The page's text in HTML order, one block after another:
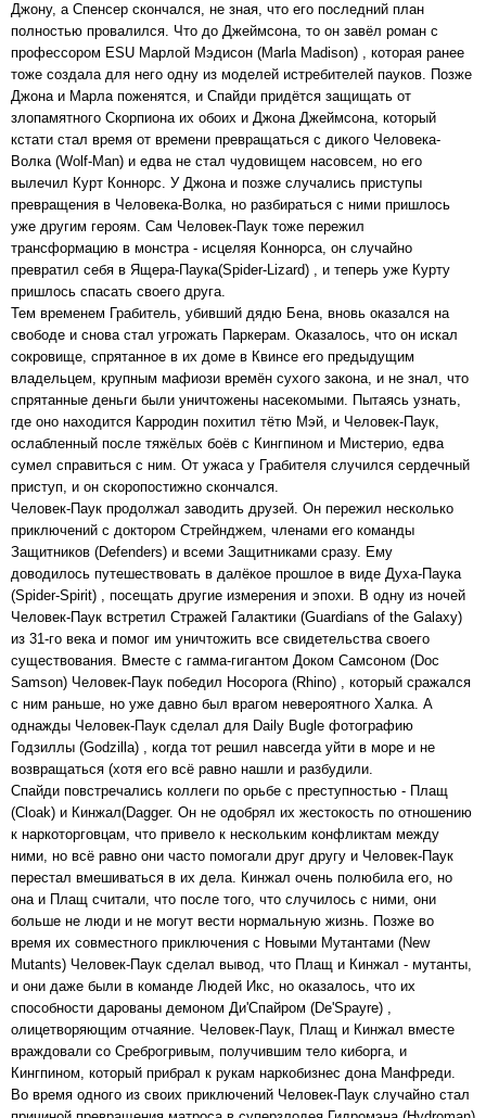
Джону, а Спенсер скончался, не зная, что его последний план
полностью провалился. Что до Джеймсона, то он завёл роман с
профессором ESU Марлой Мэдисон (Marla Madison) , которая ранее
тоже создала для него одну из моделей истребителей пауков. Позже
Джона и Марла поженятся, и Спайди придётся защищать от
злопамятного Скорпиона их обоих и Джона Джеймсона, который
кстати стал время от времени превращаться с дикого Человека-
Волка (Wolf-Man) и едва не стал чудовищем насовсем, но его
вылечил Курт Коннорс. У Джона и позже случались приступы
превращения в Человека-Волка, но разбираться с ними пришлось
уже другим героям. Сам Человек-Паук тоже пережил
трансформацию в монстра - исцеляя Коннорса, он случайно
превратил себя в Ящера-Паука(Spider-Lizard) , и теперь уже Курту
пришлось спасать своего друга.
Тем временем Грабитель, убивший дядю Бена, вновь оказался на
свободе и снова стал угрожать Паркерам. Оказалось, что он искал
сокровище, спрятанное в их доме в Квинсе его предыдущим
владельцем, крупным мафиози времён сухого закона, и не знал, что
спрятанные деньги были уничтожены насекомыми. Пытаясь узнать,
где оно находится Карродин похитил тётю Мэй, и Человек-Паук,
ослабленный после тяжёлых боёв с Кингпином и Мистерио, едва
сумел справиться с ним. От ужаса у Грабителя случился сердечный
приступ, и он скоропостижно скончался.
Человек-Паук продолжал заводить друзей. Он пережил несколько
приключений с доктором Стрейнджем, членами его команды
Защитников (Defenders) и всеми Защитниками сразу. Ему
доводилось путешествовать в далёкое прошлое в виде Духа-Паука
(Spider-Spirit) , посещать другие измерения и эпохи. В одну из ночей
Человек-Паук встретил Стражей Галактики (Guardians of the Galaxy)
из 31-го века и помог им уничтожить все свидетельства своего
существования. Вместе с гамма-гигантом Доком Самсоном (Doc
Samson) Человек-Паук победил Носорога (Rhino) , который сражался
с ним раньше, но уже давно был врагом невероятного Халка. А
однажды Человек-Паук сделал для Daily Bugle фотографию
Годзиллы (Godzilla) , когда тот решил навсегда уйти в море и не
возвращаться (хотя его всё равно нашли и разбудили.
Спайди повстречались коллеги по орьбе с преступностью - Плащ
(Cloak) и Кинжал(Dagger. Он не одобрял их жестокость по отношению
к наркоторговцам, что привело к нескольким конфликтам между
ними, но всё равно они часто помогали друг другу и Человек-Паук
перестал вмешиваться в их дела. Кинжал очень полюбила его, но
она и Плащ считали, что после того, что случилось с ними, они
больше не люди и не могут вести нормальную жизнь. Позже во
время их совместного приключения с Новыми Мутантами (New
Mutants) Человек-Паук сделал вывод, что Плащ и Кинжал - мутанты,
и они даже были в команде Людей Икс, но оказалось, что их
способности дарованы демоном Ди'Спайром (De'Spayre) ,
олицетворяющим отчаяние. Человек-Паук, Плащ и Кинжал вместе
враждовали со Среброгривым, получившим тело киборга, и
Кингпином, который прибрал к рукам наркобизнес дона Манфреди.
Во время одного из своих приключений Человек-Паук случайно стал